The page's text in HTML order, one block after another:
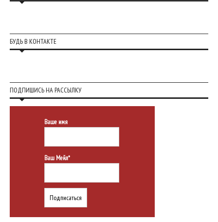
БУДЬ В КОНТАКТЕ
ПОДПИШИСЬ НА РАССЫЛКУ
Ваше имя
Ваш Мейл*